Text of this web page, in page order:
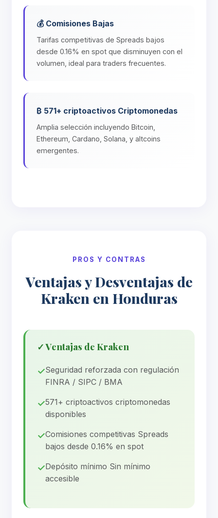
💰 Comisiones Bajas
Tarifas competitivas de Spreads bajos
desde 0.16% en spot que disminuyen con el
volumen, ideal para traders frecuentes.
₿ 571+ criptoactivos Criptomonedas
Amplia selección incluyendo Bitcoin,
Ethereum, Cardano, Solana, y altcoins
emergentes.
PROS Y CONTRAS
Ventajas y Desventajas de
Kraken en Honduras
✓ Ventajas de Kraken
Seguridad reforzada con regulación
FINRA / SIPC / BMA
571+ criptoactivos criptomonedas
disponibles
Comisiones competitivas Spreads
bajos desde 0.16% en spot
Depósito mínimo Sin mínimo
accesible